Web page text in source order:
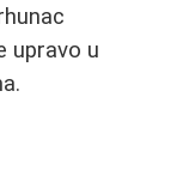
upravo u